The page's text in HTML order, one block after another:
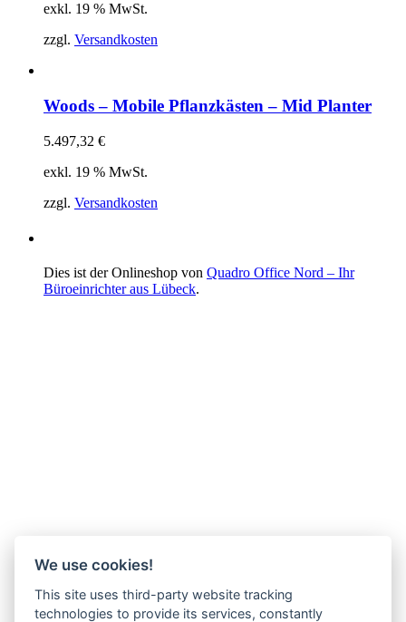
exkl. 19 % MwSt.
zzgl. Versandkosten
Woods – Mobile Pflanzkästen – Mid Planter
5.497,32 €
exkl. 19 % MwSt.
zzgl. Versandkosten
Dies ist der Onlineshop von Quadro Office Nord – Ihr
Büroeinrichter aus Lübeck.
We use cookies!
This site uses third-party website tracking
technologies to provide its services, constantly